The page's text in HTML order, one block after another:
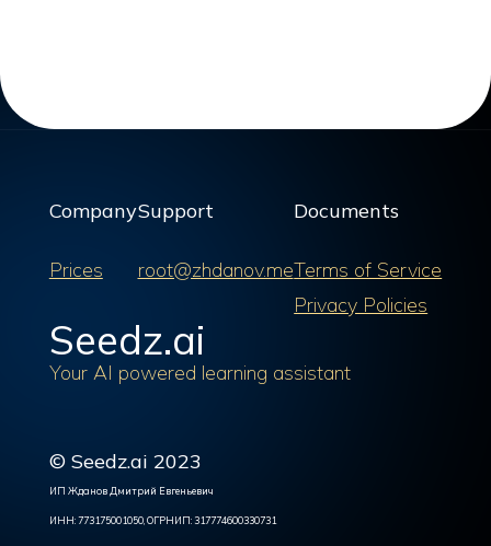
Company
Prices
Support
root@zhdanov.me
Documents
Terms of Service
Privacy Policies
Seedz.ai
Your AI powered learning assistant
© Seedz.ai 2023
ИП Жданов Дмитрий Евгеньевич
ИНН: 773175001050, ОГРНИП: 317774600330731